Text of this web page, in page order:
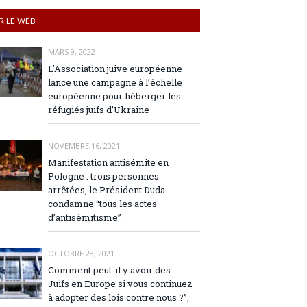
LE WEB
MARS 9, 2022
L’Association juive européenne
lance une campagne à l’échelle
européenne pour héberger les
réfugiés juifs d’Ukraine
NOVEMBRE 16, 2021
Manifestation antisémite en
Pologne : trois personnes
arrêtées, le Président Duda
condamne “tous les actes
d’antisémitisme”
OCTOBRE 28, 2021
Comment peut-il y avoir des
Juifs en Europe si vous continuez
à adopter des lois contre nous ?”,